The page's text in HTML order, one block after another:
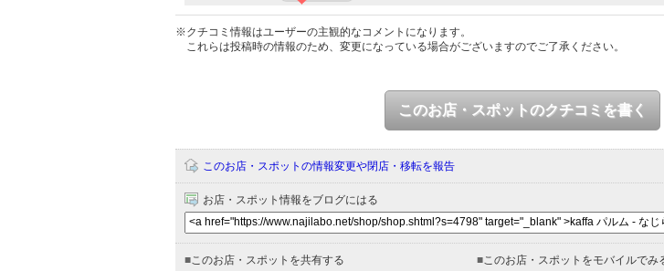
※クチコミ情報はユーザーの主観的なコメントになります。
これらは投稿時の情報のため、変更になっている場合がございますのでご了承ください。
このお店・スポットのクチコミを書く
このお店・スポットの情報変更や閉店・移転を報告
お店・スポット情報をブログにはる
■ このお店・スポットを共有する ■ このお店・スポットをモバイルでみ